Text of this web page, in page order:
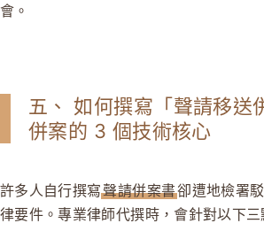
會。
五、 如何撰寫「聲請移送
併案的 3 個技術核心
許多人自行撰寫聲請併案書卻遭地檢署
律要件。專業律師代撰時，會針對以下三